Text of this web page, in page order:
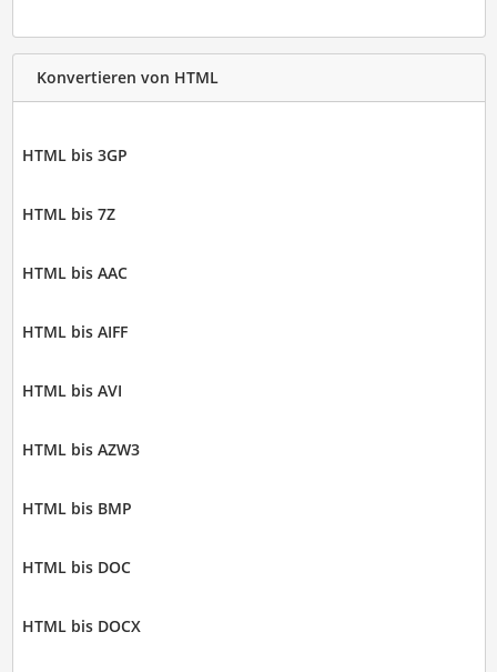
Konvertieren von HTML
HTML bis 3GP
HTML bis 7Z
HTML bis AAC
HTML bis AIFF
HTML bis AVI
HTML bis AZW3
HTML bis BMP
HTML bis DOC
HTML bis DOCX